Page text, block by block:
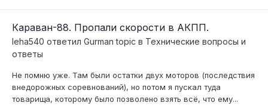
Караван-88. Пропали скорости в АКПП.
leha540 ответил Gurman topic в Технические вопросы и
ответы
Не помню уже. Там были остатки двух моторов (последствия
внедорожных соревнований), но потом я пускал туда
товарища, которому было позволено взять всё, что ему...